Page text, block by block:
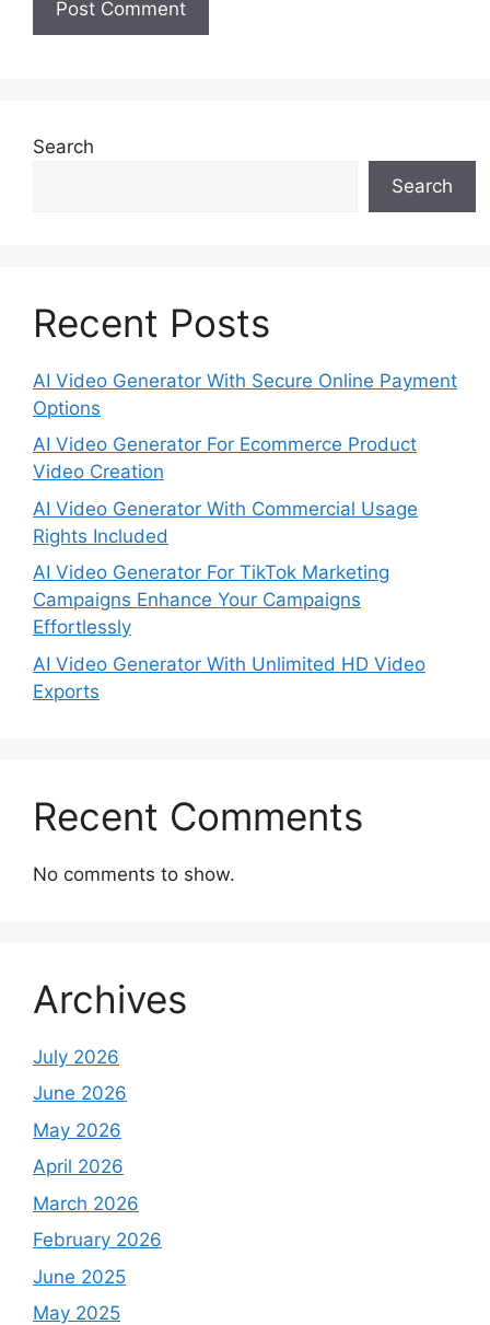
Search
Search
Recent Posts
AI Video Generator With Secure Online Payment
Options
AI Video Generator For Ecommerce Product
Video Creation
AI Video Generator With Commercial Usage
Rights Included
AI Video Generator For TikTok Marketing
Campaigns Enhance Your Campaigns
Effortlessly
AI Video Generator With Unlimited HD Video
Exports
Recent Comments
No comments to show.
Archives
July 2026
June 2026
May 2026
April 2026
March 2026
February 2026
June 2025
May 2025